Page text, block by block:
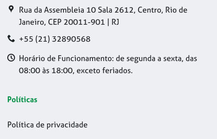
Rua da Assembleia 10 Sala 2612, Centro, Rio de
Janeiro, CEP 20011-901 | RJ
+55 (21) 32890568
Horário de Funcionamento: de segunda a sexta, das
08:00 às 18:00, exceto feriados.
Políticas
Política de privacidade